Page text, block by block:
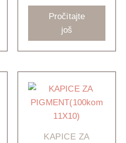
Pročitajte
još
KAPICE ZA